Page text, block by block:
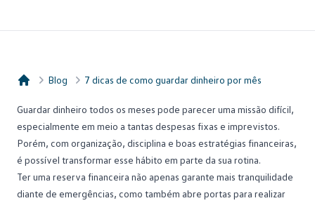
Blog 7 dicas de como guardar dinheiro por mês
Guardar dinheiro todos os meses pode parecer uma missão difícil,
especialmente em meio a tantas despesas fixas e imprevistos.
Porém, com organização, disciplina e boas estratégias financeiras,
é possível transformar esse hábito em parte da sua rotina.
Ter uma reserva financeira não apenas garante mais tranquilidade
diante de emergências, como também abre portas para realizar